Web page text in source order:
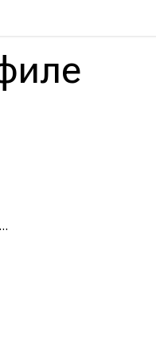
...